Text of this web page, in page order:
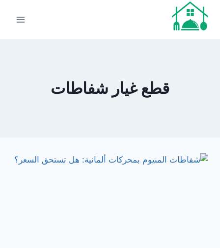
التجاوز
المحتوى
قطع غيار شفاطات